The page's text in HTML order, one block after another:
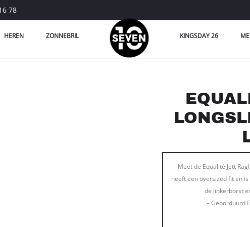
78
HEREN ZONNEBRIL KINGSDAY 26
Meet de Equalité Jett
heeft een oversized fit en
de linkerborst
– Geborduurd